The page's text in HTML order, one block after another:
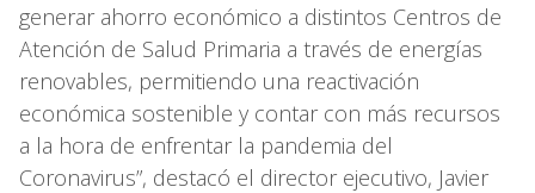
generar ahorro económico a distintos Centros de
Atención de Salud Primaria a través de energías
renovables, permitiendo una reactivación
económica sostenible y contar con más recursos
a la hora de enfrentar la pandemia del
Coronavirus”, destacó el director ejecutivo, Javier